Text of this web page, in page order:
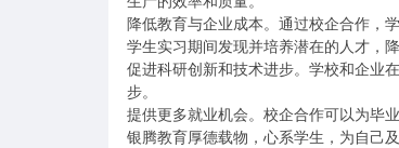
降低教育与企业成本。通过校企合作，
学生实习期间发现并培养潜在的人才，
促进科研创新和技术进步。学校和企业
步。
提供更多就业机会。校企合作可以为毕
银腾教育厚德载物，心系学生，为自己